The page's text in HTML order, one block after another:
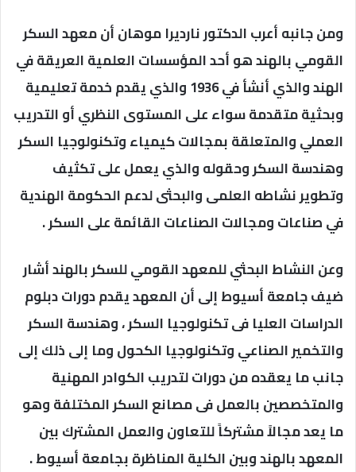
ومن جانبه أعرب الدكتور نارديرا موهان أن معهد السكر
القومي بالهند هو أحد المؤسسات العلمية العريقة في
الهند والذي أنشأ في 1936 والذي يقدم خدمة تعليمية
وبحثية متقدمة سواء على المستوى النظري أو التدريب
العملي والمتعلقة بمجالات كيمياء وتكنولوجيا السكر
وهندسة السكر وحقوله والذي يعمل على تكثيف
وتطوير نشاطه العلمى والبحثى لدعم الحكومة الهندية
في صناعات ومجالات الصناعات القائمة على السكر .
وعن النشاط البحثي للمعهد القومي للسكر بالهند أشار
ضيف جامعة أسيوط إلى أن المعهد يقدم دورات دبلوم
الدراسات العليا فى تكنولوجيا السكر ، وهندسة السكر
والتخمير الصناعي وتكنولوجيا الكحول وما إلى ذلك إلى
جانب ما يعقده من دورات لتدريب الكوادر المهنية
والمتخصصين بالعمل فى مصانع السكر المختلفة وهو
ما يعد مجالاً مشتركاً للتعاون والعمل المشترك بين
المعهد بالهند وبين الكلية المناظرة بجامعة أسيوط .